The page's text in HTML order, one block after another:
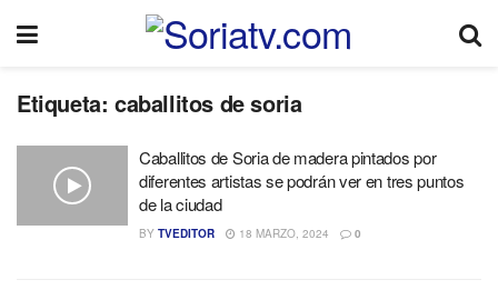
Etiqueta: caballitos de soria
Caballitos de Soria de madera pintados por
diferentes artistas se podrán ver en tres puntos
de la ciudad
BY TVEDITOR 18 MARZO, 2024 0